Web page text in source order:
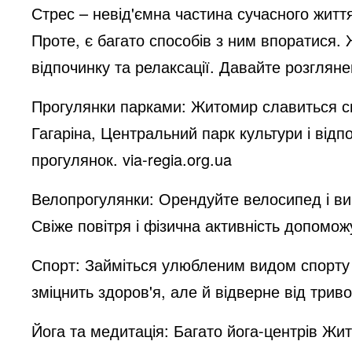
Стрес – невід'ємна частина сучасного
Проте, є багато способів з ним
відпочинку та релаксації. Давайте
Прогулянки парками: Житомир славиться
Гагаріна, Центральний парк культури і
прогулянок. via-regia.org.ua
Велопрогулянки: Орендуйте велосипед і
Свіже повітря і фізична активність
Спорт: Займіться улюбленим видом
зміцнить здоров'я, але й відверне від
Йога та медитація: Багато йога-центрів